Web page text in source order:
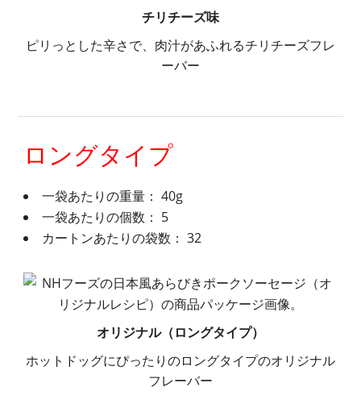
チリチーズ味
ピリっとした辛さで、肉汁があふれるチリチーズフレ
ーバー
ロングタイプ
一袋あたりの重量： 40g
一袋あたりの個数： 5
カートンあたりの袋数： 32
オリジナル（ロングタイプ）
ホットドッグにぴったりのロングタイプのオリジナル
フレーバー